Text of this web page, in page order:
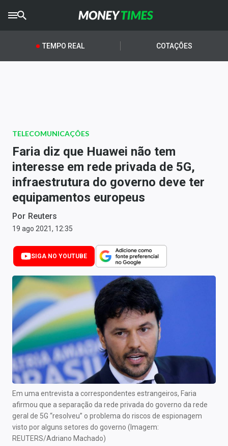
CRYPTOTIMES
AGROTIMES
Newsletters
Money Trader
Anuncie
Últimas Notícias
Newsletters
Cotações
Comprar ou vender?
Carteiras Recomendadas
Central de Dividendos
Central de Fundos Imobiliários
Central dos IPOs
Renda Fixa
Finanças Pessoais
Mercados
TEMPO REAL COTAÇÕES
TELECOMUNICAÇÕES
Faria diz que Huawei não tem
interesse em rede privada de 5G,
infraestrutura do governo deve ter
equipamentos europeus
Por Reuters
19 ago 2021, 12:35
SIGA NO YOUTUBE
Em uma entrevista a correspondentes estrangeiros, Faria
afirmou que a separação da rede privada do governo da rede
geral de 5G “resolveu” o problema do riscos de espionagem
visto por alguns setores do governo (Imagem:
REUTERS/Adriano Machado)